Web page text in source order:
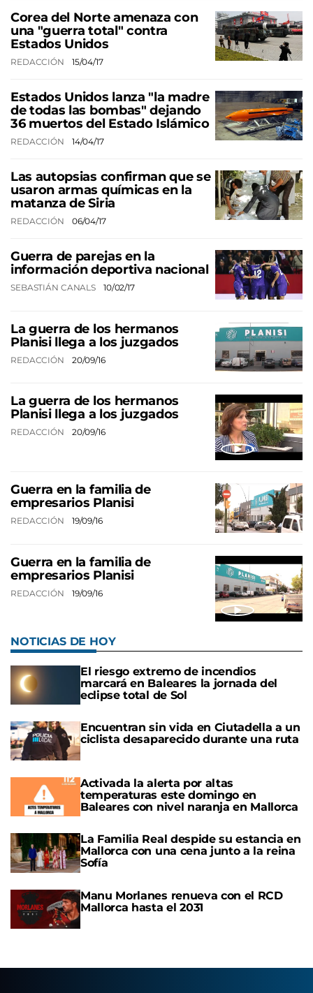
Corea del Norte amenaza con
una "guerra total" contra
Estados Unidos
REDACCIÓN 15/04/17
Estados Unidos lanza "la madre
de todas las bombas" dejando
36 muertos del Estado Islámico
REDACCIÓN 14/04/17
Las autopsias confirman que se
usaron armas químicas en la
matanza de Siria
REDACCIÓN 06/04/17
Guerra de parejas en la
información deportiva nacional
SEBASTIÁN CANALS 10/02/17
La guerra de los hermanos
Planisi llega a los juzgados
REDACCIÓN 20/09/16
La guerra de los hermanos
Planisi llega a los juzgados
REDACCIÓN 20/09/16
Guerra en la familia de
empresarios Planisi
REDACCIÓN 19/09/16
Guerra en la familia de
empresarios Planisi
REDACCIÓN 19/09/16
NOTICIAS DE HOY
El riesgo extremo de incendios
marcará en Baleares la jornada del
eclipse total de Sol
Encuentran sin vida en Ciutadella a un
ciclista desaparecido durante una ruta
Activada la alerta por altas
temperaturas este domingo en
Baleares con nivel naranja en Mallorca
La Familia Real despide su estancia en
Mallorca con una cena junto a la reina
Sofía
Manu Morlanes renueva con el RCD
Mallorca hasta el 2031